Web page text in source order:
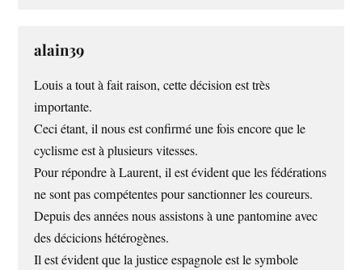
alain39
Louis a tout à fait raison, cette décision est très
importante.
Ceci étant, il nous est confirmé une fois encore que le
cyclisme est à plusieurs vitesses.
Pour répondre à Laurent, il est évident que les fédérations
ne sont pas compétentes pour sanctionner les coureurs.
Depuis des années nous assistons à une pantomine avec
des décicions hétérogènes.
Il est évident que la justice espagnole est le symbole